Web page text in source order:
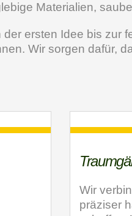
Materialien,
ersten Idee bis zur
Wir sorgen dafür,
Wir
präziser